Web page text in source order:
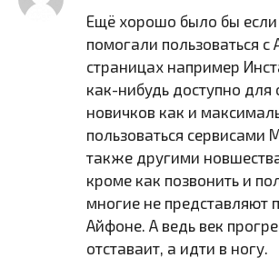
Ещё хорошо было бы если
помогали пользоваться
страницах например
как-нибудь доступно для
новичков как и
пользоваться сервисами
также другими
кроме как позвонить и
многие не представляют
Айфоне. А ведь век
отставаит, а идти в ногу.